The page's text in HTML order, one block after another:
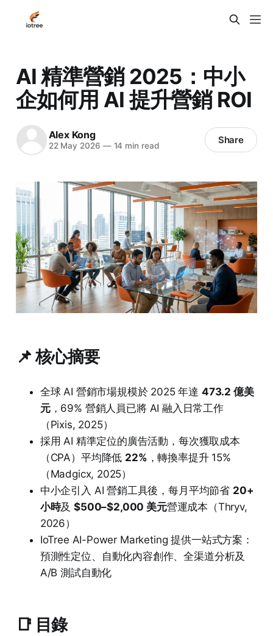
AI 精準營銷 2025：中小
企如何用 AI 提升營銷 ROI
Alex Kong
22 May 2026 —14 min read Share
📌 核心摘要
全球 AI 營銷市場規模於 2025 年達 473.2 億美
元，69% 營銷人員已將 AI 融入日常工作
（Pixis, 2025）
採用 AI 精準定位的廣告活動，每次獲取成本
（CPA）平均降低 22% ，轉換率提升 15%
（Madgicx, 2025）
中小企引入 AI 營銷工具後，每月平均節省 20+
小時及$500–$2,000 美元營運成本（Thryv,
2026）
IoTree AI-Power Marketing 提供一站式方案：
預測性定位、自動化內容創作、全渠道分析及
A/B 測試自動化
📑 目錄